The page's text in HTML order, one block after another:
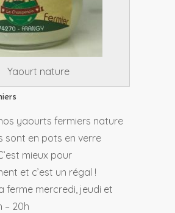
Yaourt nature
yaourts fermiers nature
sont en pots en verre
mieux pour
et c’est un régal !
ferme mercredi, jeudi et
– 20h